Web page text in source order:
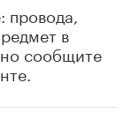
провода,
в
сообщите